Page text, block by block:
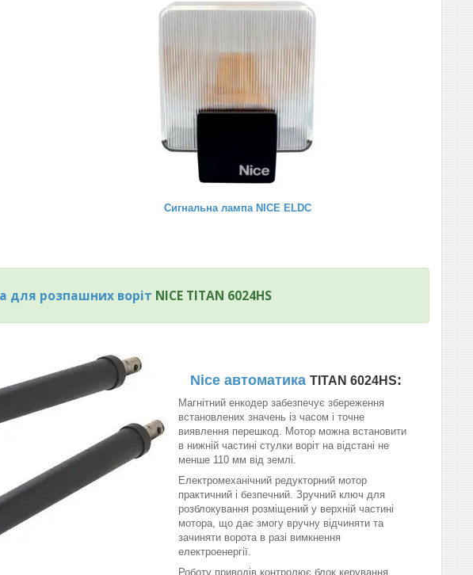
Сигнальна лампа NICE ELDC
для розпашних воріт NICE TITAN 6024HS
Nice автоматика TITAN 6024HS:
Магнітний енкодер забезпечує збереження
встановлених значень із часом і точне
виявлення перешкод. Мотор можна встановити
в нижній частині стулки воріт на відстані не
менше 110 мм від землі.
Електромеханічний редукторний мотор
практичний і безпечний. Зручний ключ для
розблокування розміщений у верхній частині
мотора, що дає змогу вручну відчиняти та
зачиняти ворота в разі вимкнення
електроенергії.
Роботу приводів контролює блок керування